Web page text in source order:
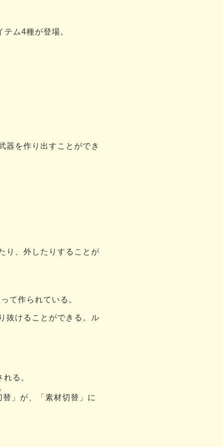
ム4種が登場。
器を作り出すことができ
り、外したりすることが
て作られている。
抜けることができる。ル
る。
」が、「素材切替」に